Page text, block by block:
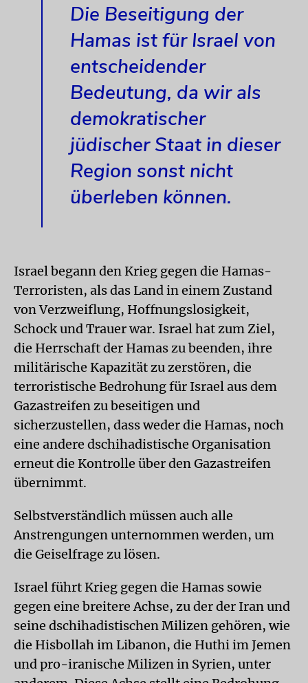
Die Beseitigung der
Hamas ist für Israel von
entscheidender
Bedeutung, da wir als
demokratischer
jüdischer Staat in dieser
Region sonst nicht
überleben können.
Israel begann den Krieg gegen die Hamas-
Terroristen, als das Land in einem Zustand
von Verzweiflung, Hoffnungslosigkeit,
Schock und Trauer war. Israel hat zum Ziel,
die Herrschaft der Hamas zu beenden, ihre
militärische Kapazität zu zerstören, die
terroristische Bedrohung für Israel aus dem
Gazastreifen zu beseitigen und
sicherzustellen, dass weder die Hamas, noch
eine andere dschihadistische Organisation
erneut die Kontrolle über den Gazastreifen
übernimmt.
Selbstverständlich müssen auch alle
Anstrengungen unternommen werden, um
die Geiselfrage zu lösen.
Israel führt Krieg gegen die Hamas sowie
gegen eine breitere Achse, zu der der Iran und
seine dschihadistischen Milizen gehören, wie
die Hisbollah im Libanon, die Huthi im Jemen
und pro-iranische Milizen in Syrien, unter